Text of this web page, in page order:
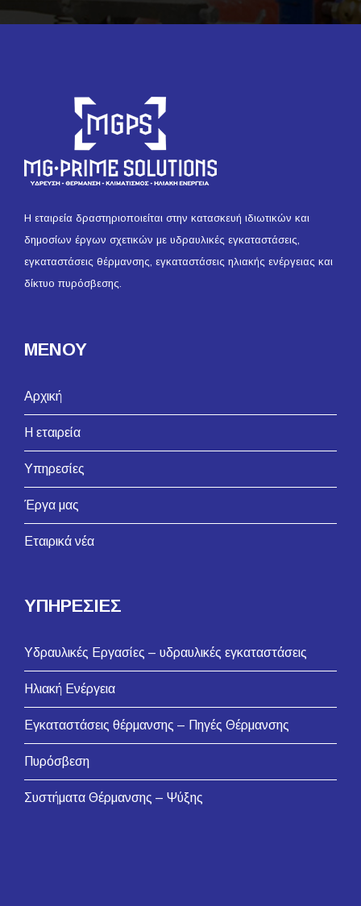
Η εταιρεία δραστηριοποιείται στην κατασκευή ιδιωτικών και
δημοσίων έργων σχετικών με υδραυλικές εγκαταστάσεις,
εγκαταστάσεις θέρμανσης, εγκαταστάσεις ηλιακής ενέργειας και
δίκτυο πυρόσβεσης.
ΜΕΝΟΥ
Αρχική
Η εταιρεία
Υπηρεσίες
Έργα μας
Εταιρικά νέα
ΥΠΗΡΕΣΙΕΣ
Υδραυλικές Εργασίες – υδραυλικές εγκαταστάσεις
Ηλιακή Ενέργεια
Εγκαταστάσεις θέρμανσης – Πηγές Θέρμανσης
Πυρόσβεση
Συστήματα Θέρμανσης – Ψύξης